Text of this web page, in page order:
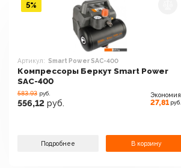
Артикул: Smart Power SAC-400
Компрессоры Беркут Smart Power
SAC-400
583.93 руб.
556,12 руб.
Экономия
27,81 руб.
Подробнее В корзину
5%